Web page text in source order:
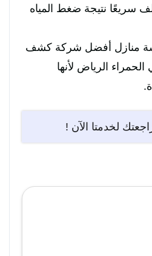
سريعًا نتيجة ضغط المياه
منازل أفضل شركة كشف
الرياض لأنها
لخدمتا الآن !